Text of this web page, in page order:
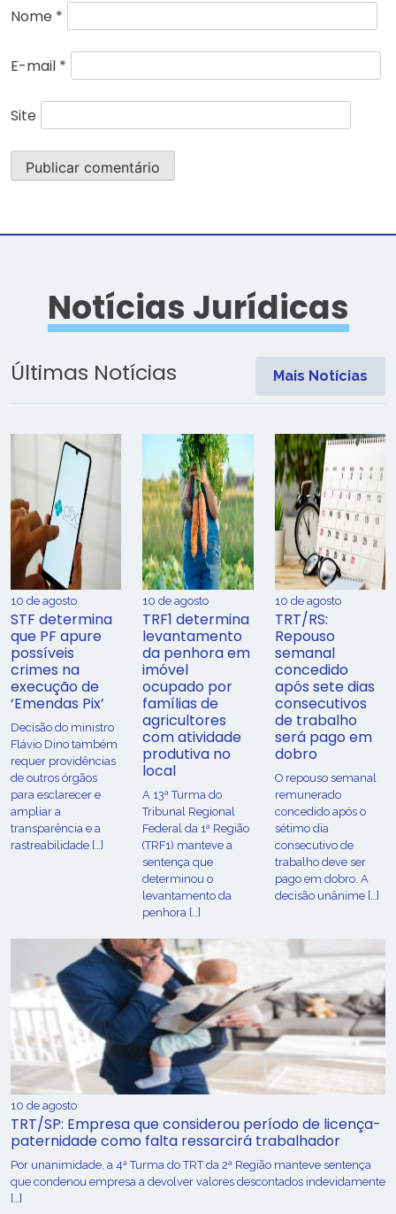
Nome *
E-mail *
Site
Notícias Jurídicas
Últimas Notícias Mais Notícias
10 de agosto
STF determina
que PF apure
possíveis
crimes na
execução de
‘Emendas Pix’
Decisão do ministro
Flávio Dino também
requer providências
de outros órgãos
para esclarecer e
ampliar a
transparência e a
rastreabilidade […]
10 de agosto
TRF1 determina
levantamento
da penhora em
imóvel
ocupado por
famílias de
agricultores
com atividade
produtiva no
local
A 13ª Turma do
Tribunal Regional
Federal da 1ª Região
(TRF1) manteve a
sentença que
determinou o
levantamento da
penhora […]
10 de agosto
TRT/RS:
Repouso
semanal
concedido
após sete dias
consecutivos
de trabalho
será pago em
dobro
O repouso semanal
remunerado
concedido após o
sétimo dia
consecutivo de
trabalho deve ser
pago em dobro. A
decisão unânime […]
10 de agosto
TRT/SP: Empresa que considerou período de licença-
paternidade como falta ressarcirá trabalhador
Por unanimidade, a 4ª Turma do TRT da 2ª Região manteve sentença
que condenou empresa a devolver valores descontados indevidamente
[…]